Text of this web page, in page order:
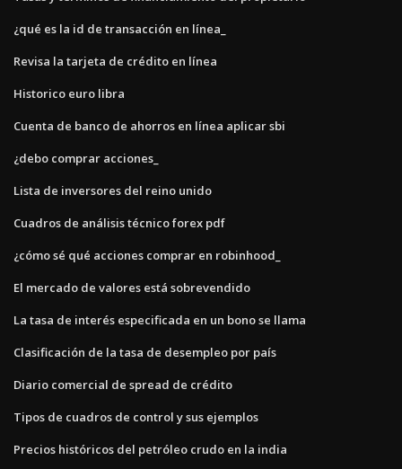
¿qué es la id de transacción en línea_
Revisa la tarjeta de crédito en línea
Historico euro libra
Cuenta de banco de ahorros en línea aplicar sbi
¿debo comprar acciones_
Lista de inversores del reino unido
Cuadros de análisis técnico forex pdf
¿cómo sé qué acciones comprar en robinhood_
El mercado de valores está sobrevendido
La tasa de interés especificada en un bono se llama
Clasificación de la tasa de desempleo por país
Diario comercial de spread de crédito
Tipos de cuadros de control y sus ejemplos
Precios históricos del petróleo crudo en la india